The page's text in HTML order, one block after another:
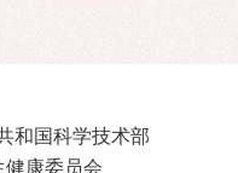
和国科学技术部
健康委员会